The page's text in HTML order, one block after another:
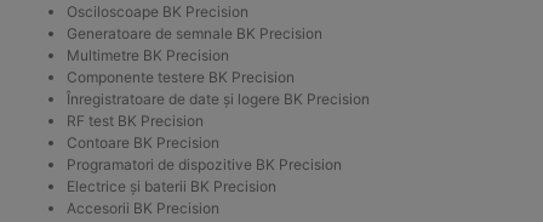
Osciloscoape BK Precision
Generatoare de semnale BK Precision
Multimetre BK Precision
Componente testere BK Precision
Înregistratoare de date și logere BK Precision
RF test BK Precision
Contoare BK Precision
Programatori de dispozitive BK Precision
Electrice și baterii BK Precision
Accesorii BK Precision